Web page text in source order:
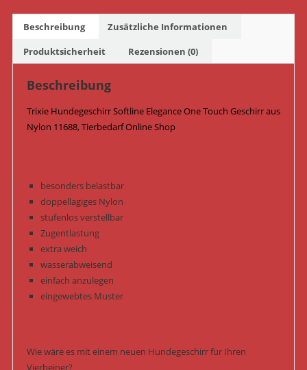
Menge
Beschreibung
Zusätzliche Informationen
Produktsicherheit
Rezensionen (0)
Beschreibung
Trixie Hundegeschirr Softline Elegance One Touch Geschirr aus
Nylon 11688, Tierbedarf Online Shop
besonders belastbar
doppellagiges Nylon
stufenlos verstellbar
Zugentlastung
extra weich
wasserabweisend
einfach anzulegen
eingewebtes Muster
Wie wäre es mit einem neuen Hundegeschirr für Ihren
Vierbeiner?